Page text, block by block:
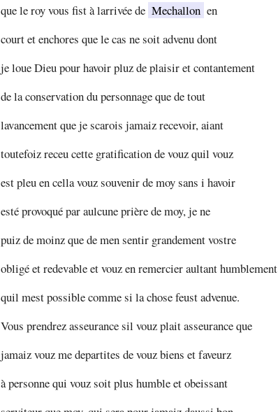
que le roy vous fist à larrivée de Mechallon en
court et enchores que le cas ne soit advenu dont
je loue Dieu pour havoir pluz de plaisir et contantement
de la conservation du personnage que de tout
lavancement que je scarois jamaiz recevoir, aiant
toutefoiz receu cette gratification de vouz quil vouz
est pleu en cella vouz souvenir de moy sans i havoir
esté provoqué par aulcune prière de moy, je ne
puiz de moinz que de men sentir grandement vostre
obligé et redevable et vouz en remercier aultant humblement
quil mest possible comme si la chose feust advenue.
Vous prendrez asseurance sil vouz plait asseurance que
jamaiz vouz me departites de vouz biens et faveurz
à personne qui vouz soit plus humble et obeissant